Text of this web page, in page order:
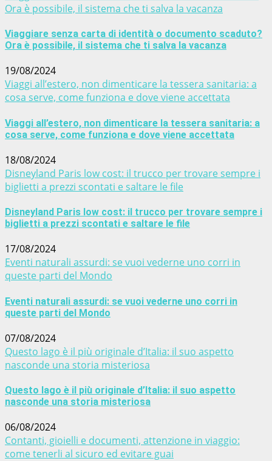
Ora è possibile, il sistema che ti salva la vacanza
Viaggiare senza carta di identità o documento scaduto?
Ora è possibile, il sistema che ti salva la vacanza
19/08/2024
Viaggi all’estero, non dimenticare la tessera sanitaria: a
cosa serve, come funziona e dove viene accettata
Viaggi all’estero, non dimenticare la tessera sanitaria: a
cosa serve, come funziona e dove viene accettata
18/08/2024
Disneyland Paris low cost: il trucco per trovare sempre i
biglietti a prezzi scontati e saltare le file
Disneyland Paris low cost: il trucco per trovare sempre i
biglietti a prezzi scontati e saltare le file
17/08/2024
Eventi naturali assurdi: se vuoi vederne uno corri in
queste parti del Mondo
Eventi naturali assurdi: se vuoi vederne uno corri in
queste parti del Mondo
07/08/2024
Questo lago è il più originale d’Italia: il suo aspetto
nasconde una storia misteriosa
Questo lago è il più originale d’Italia: il suo aspetto
nasconde una storia misteriosa
06/08/2024
Contanti, gioielli e documenti, attenzione in viaggio:
come tenerli al sicuro ed evitare guai